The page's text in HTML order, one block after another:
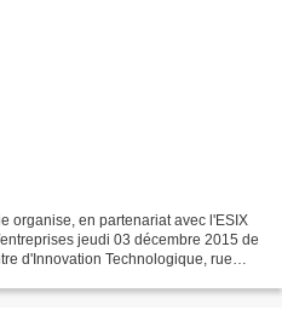
organise, en partenariat avec l'ESIX
jeudi 03 décembre 2015 de
d'Innovation Technologique, rue